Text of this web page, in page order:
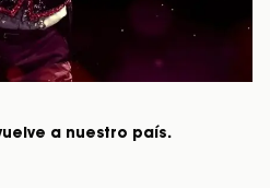
a nuestro país.